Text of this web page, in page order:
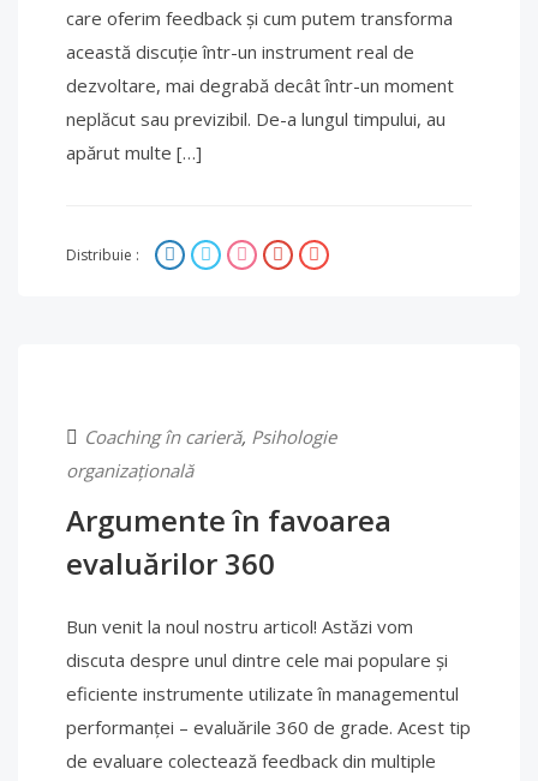
care oferim feedback și cum putem transforma
această discuție într-un instrument real de
dezvoltare, mai degrabă decât într-un moment
neplăcut sau previzibil. De-a lungul timpului, au
apărut multe […]
Distribuie :
Coaching în carieră, Psihologie
organizațională
Argumente în favoarea
evaluărilor 360
Bun venit la noul nostru articol! Astăzi vom
discuta despre unul dintre cele mai populare și
eficiente instrumente utilizate în managementul
performanței – evaluările 360 de grade. Acest tip
de evaluare colectează feedback din multiple